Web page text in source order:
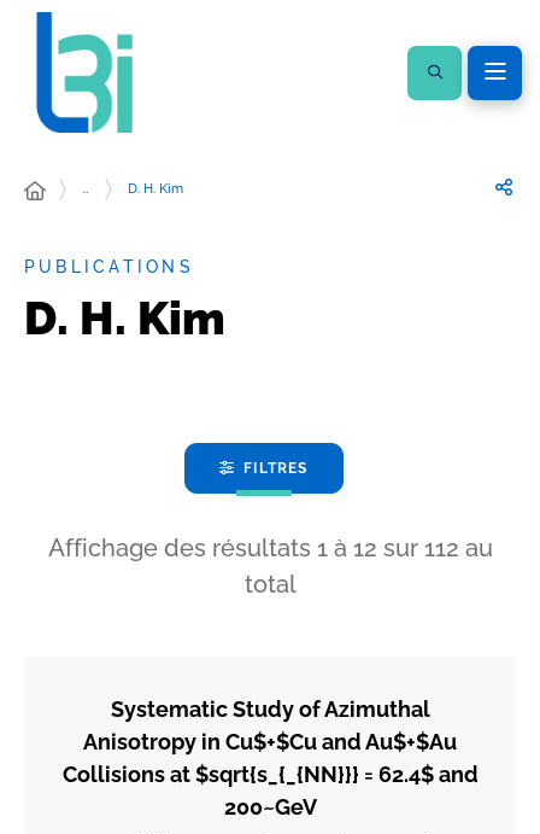
… D. H. Kim
PUBLICATIONS
D. H. Kim
FILTRES
Affichage des résultats 1à 12 sur 112 au
total
Systematic Study of Azimuthal
Anisotropy in Cu$+$Cu and Au$+$Au
Collisions at $sqrt{s_{_{NN}}} = 62.4$ and
200~GeV